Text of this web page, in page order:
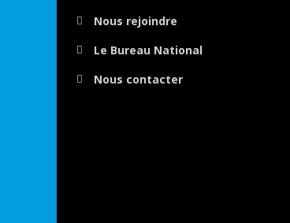
Nous rejoindre
Le Bureau National
Nous contacter